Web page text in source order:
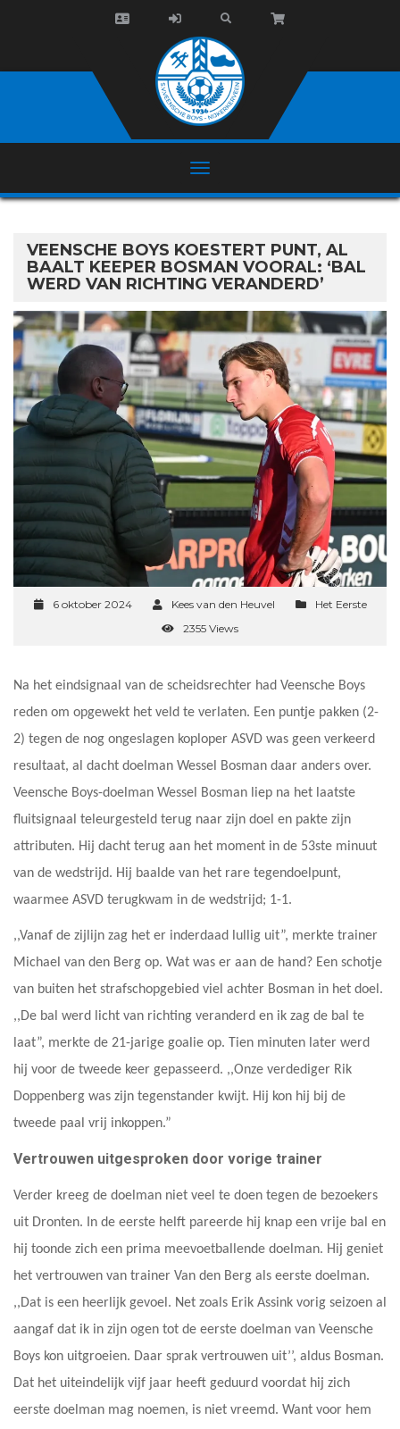
VEENSCHE BOYS KOESTERT PUNT, AL
BAALT KEEPER BOSMAN VOORAL: ‘BAL
WERD VAN RICHTING VERANDERD’
6 oktober 2024 Kees van den Heuvel
Het Eerste
2355 Views
Na het eindsignaal van de scheidsrechter had Veensche Boys
reden om opgewekt het veld te verlaten. Een puntje pakken (2-
2) tegen de nog ongeslagen koploper ASVD was geen verkeerd
resultaat, al dacht doelman Wessel Bosman daar anders over.
Veensche Boys-doelman Wessel Bosman liep na het laatste
fluitsignaal teleurgesteld terug naar zijn doel en pakte zijn
attributen. Hij dacht terug aan het moment in de 53ste minuut
van de wedstrijd. Hij baalde van het rare tegendoelpunt,
waarmee ASVD terugkwam in de wedstrijd; 1-1.
,,Vanaf de zijlijn zag het er inderdaad lullig uit”, merkte trainer
Michael van den Berg op. Wat was er aan de hand? Een schotje
van buiten het strafschopgebied viel achter Bosman in het doel.
,,De bal werd licht van richting veranderd en ik zag de bal te
laat”, merkte de 21-jarige goalie op. Tien minuten later werd
hij voor de tweede keer gepasseerd. ,,Onze verdediger Rik
Doppenberg was zijn tegenstander kwijt. Hij kon hij bij de
tweede paal vrij inkoppen.”
Vertrouwen uitgesproken door vorige trainer
Verder kreeg de doelman niet veel te doen tegen de bezoekers
uit Dronten. In de eerste helft pareerde hij knap een vrije bal en
hij toonde zich een prima meevoetballende doelman. Hij geniet
het vertrouwen van trainer Van den Berg als eerste doelman.
,,Dat is een heerlijk gevoel. Net zoals Erik Assink vorig seizoen al
aangaf dat ik in zijn ogen tot de eerste doelman van Veensche
Boys kon uitgroeien. Daar sprak vertrouwen uit’’, aldus Bosman.
Dat het uiteindelijk vijf jaar heeft geduurd voordat hij zich
eerste doelman mag noemen, is niet vreemd. Want voor hem